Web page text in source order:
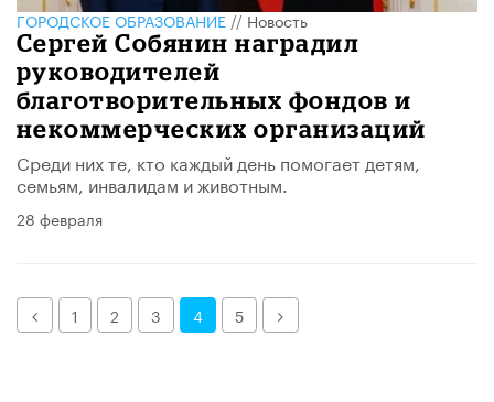
ГОРОДСКОЕ ОБРАЗОВАНИЕ//Новость
Сергей Собянин наградил
руководителей
благотворительных фондов и
некоммерческих организаций
Среди них те, кто каждый день помогает детям,
семьям, инвалидам и животным.
28 февраля
Назад1 2 3 4 5 Далее